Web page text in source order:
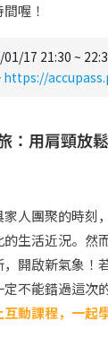
喔！
17 21:30 ~
https://
：用肩頸放
人團聚的時刻
生活近況。然
開啟新氣象！
不能錯過這次
動課程，一起